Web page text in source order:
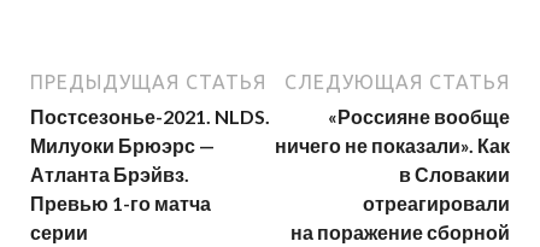
ПРЕДЫДУЩАЯ СТАТЬЯ
Постсезонье-2021. NLDS.
Милуоки Брюэрс —
Атланта Брэйвз.
Превью 1-го матча
серии
СЛЕДУЮЩАЯ СТАТЬЯ
«Россияне вообще
ничего не показали». Как
в Словакии
отреагировали
на поражение сборной